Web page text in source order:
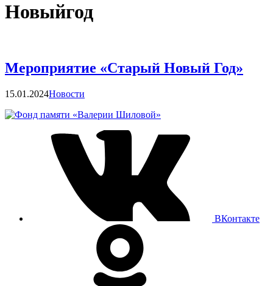
Новыйгод
Мероприятие «Старый Новый Год»
15.01.2024Категории
Новости
ВКонтакте